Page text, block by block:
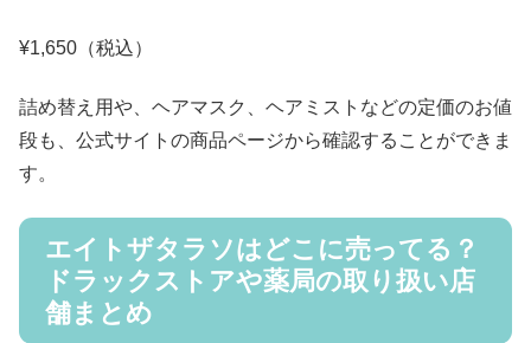
¥1,650（税込）
詰め替え用や、ヘアマスク、ヘアミストなどの定価のお値
段も、公式サイトの商品ページから確認することができま
す。
エイトザタラソはどこに売ってる？
ドラックストアや薬局の取り扱い店
舗まとめ